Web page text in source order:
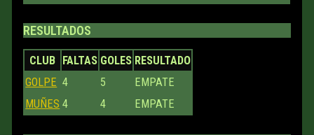
RESULTADOS
CLUB FALTAS GOLES RESULTADO
GOLPE 4 5
EMPATE
MUÑES 4 4 EMPATE